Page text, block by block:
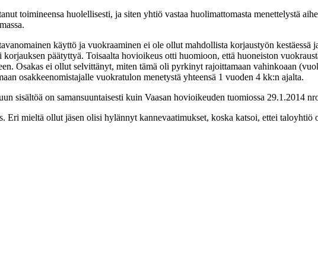
toimineensa huolellisesti, ja siten yhtiö vastaa huolimattomasta menettelystä
käyttö ja vuokraaminen ei ole ollut mahdollista korjaustyön
korjauksen päätyttyä. Toisaalta hovioikeus otti huomioon, että huoneiston
Osakas ei ollut selvittänyt, miten tämä oli pyrkinyt rajoittamaan vahinkoaan
osakkeenomistajalle vuokratulon menetystä yhteensä 1 vuoden 4 kk:n ajalta.
sisältöä on samansuuntaisesti kuin Vaasan hovioikeuden tuomiossa 29.1.2014
Eri mieltä ollut jäsen olisi hylännyt kannevaatimukset, koska katsoi, ettei